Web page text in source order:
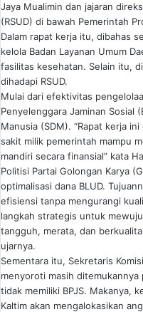
Jaya Mualimin dan jajaran
(RSUD) di bawah Pemerintah
Dalam rapat kerja itu, dibahas
kelola Badan Layanan Umum
fasilitas kesehatan. Selain itu,
dihadapi RSUD.
Mulai dari efektivitas
Penyelenggara Jaminan Sosial
Manusia (SDM). “Rapat kerja
sakit milik pemerintah mampu
mandiri secara finansial” kata
Politisi Partai Golongan Karya
optimalisasi dana BLUD.
efisiensi tanpa mengurangi
langkah strategis untuk
tangguh, merata, dan
ujarnya.
Sementara itu, Sekretaris
menyoroti masih ditemukannya
tidak memiliki BPJS. Makanya,
Kaltim akan mengalokasikan